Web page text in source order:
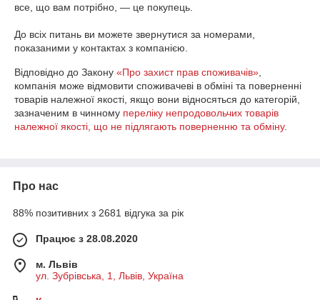
все, що вам потрібно, — це покупець.
До всіх питань ви можете звернутися за номерами,
показаними у контактах з компанією.
Відповідно до Закону «Про захист прав споживачів»
компанія може відмовити споживачеві в обміні та поверненні
товарів належної якості, якщо вони відносяться до категорій,
зазначеним в чинному переліку непродовольчих товарів
належної якості, що не підлягають поверненню та обміну.
Про нас
88% позитивних з 2681 відгука за рік
Працює з 28.08.2020
м. Львів
ул. Зубрівська, 1, Львів, Україна